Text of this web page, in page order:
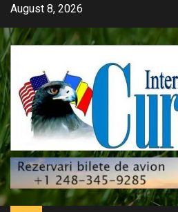
Skip
content
August 8, 2026